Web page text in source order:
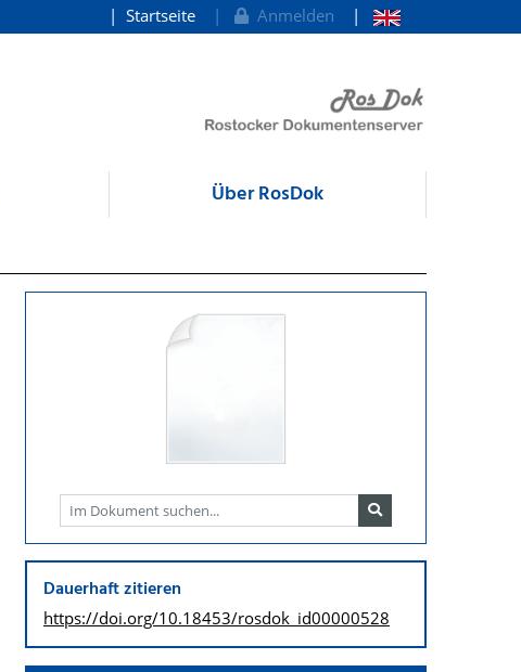
Startseite Anmelden
Über RosDok
Dauerhaft zitieren
https://doi.org/10.18453/rosdok_id00000528